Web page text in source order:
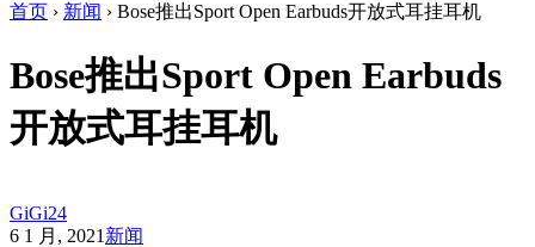
首页 › 新闻 › Bose推出Sport Open Earbuds开放式耳挂耳机
Bose推出Sport Open Earbuds
开放式耳挂耳机
GiGi24
6 1 月, 2021 新闻